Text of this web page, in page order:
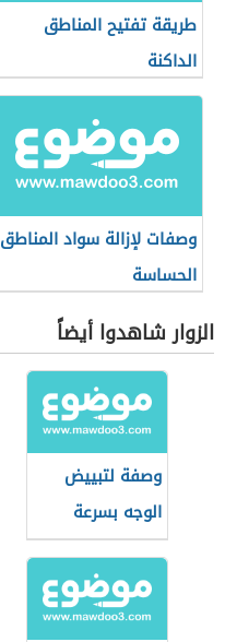
طريقة تفتيح المناطق
الداكنة
وصفات لإزالة سواد المناطق
الحساسة
الزوار شاهدوا أيضاً
وصفة لتبييض
الوجه بسرعة